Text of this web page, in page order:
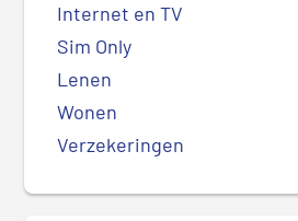
Internet en TV
Sim Only
Lenen
Wonen
Verzekeringen